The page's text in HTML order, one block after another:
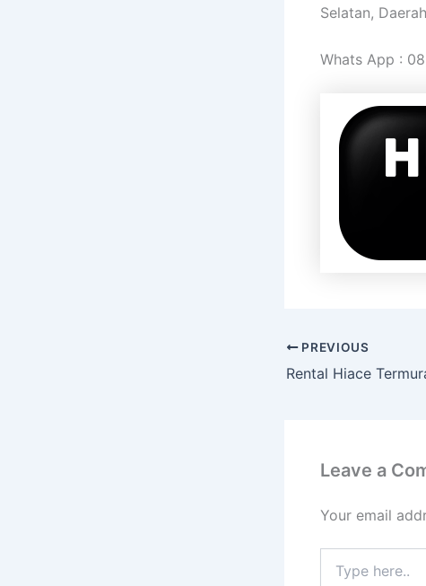
Selatan,
Whats App :
PREVIOUS
Leave a
Your email
here..